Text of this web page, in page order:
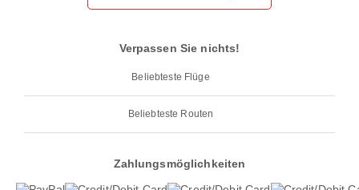
Verpassen Sie nichts!
Beliebteste Flüge
Beliebteste Routen
Zahlungsmöglichkeiten